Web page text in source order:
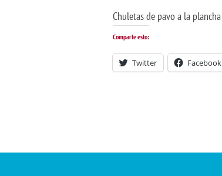
Chuletas de pavo a la plancha
Comparte esto:
Twitter Facebook